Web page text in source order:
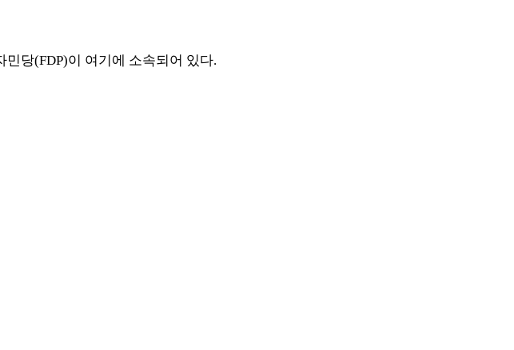
민당(FDP)이 여기에 소속되어 있다.